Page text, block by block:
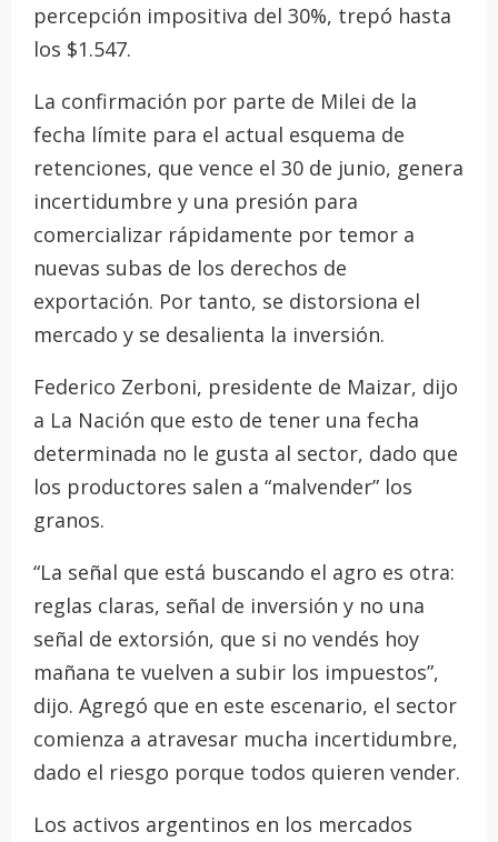
percepción impositiva del 30%, trepó hasta
los $1.547.
La confirmación por parte de Milei de la
fecha límite para el actual esquema de
retenciones, que vence el 30 de junio, genera
incertidumbre y una presión para
comercializar rápidamente por temor a
nuevas subas de los derechos de
exportación. Por tanto, se distorsiona el
mercado y se desalienta la inversión.
Federico Zerboni, presidente de Maizar, dijo
a La Nación que esto de tener una fecha
determinada no le gusta al sector, dado que
los productores salen a “malvender” los
granos.
“La señal que está buscando el agro es otra:
reglas claras, señal de inversión y no una
señal de extorsión, que si no vendés hoy
mañana te vuelven a subir los impuestos”,
dijo. Agregó que en este escenario, el sector
comienza a atravesar mucha incertidumbre,
dado el riesgo porque todos quieren vender.
Los activos argentinos en los mercados